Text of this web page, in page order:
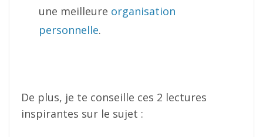
une meilleure organisation
personnelle.
De plus, je te conseille ces 2 lectures
inspirantes sur le sujet :